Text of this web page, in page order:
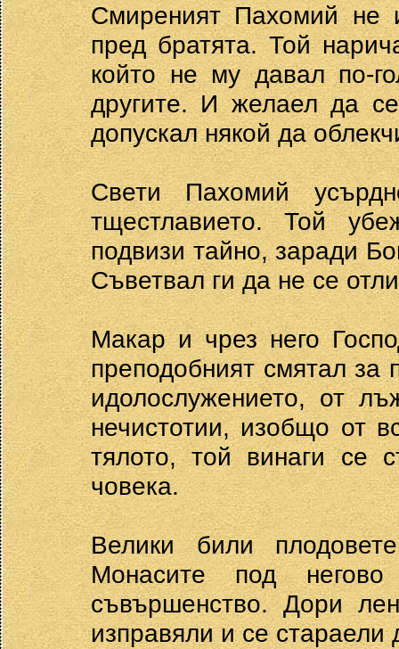
Смиреният Пахомий не
пред братята. Той
който не му давал по-
другите. И желаел да
допускал някой да
Свети Пахомий
тщестлавието. Той
подвизи тайно, заради
Съветвал ги да не се
Макар и чрез него
преподобният смятал за
идолослужението, от
нечистотии, изобщо от
тялото, той винаги се
човека.
Велики били
Монасите под негово
съвършенство. Дори
изправяли и се стараели